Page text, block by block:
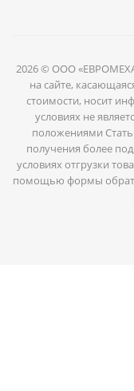
2026 © ООО
на сайте,
стоимости, носит
условиях не
положениями
получения более
условиях отгрузки
помощью формы